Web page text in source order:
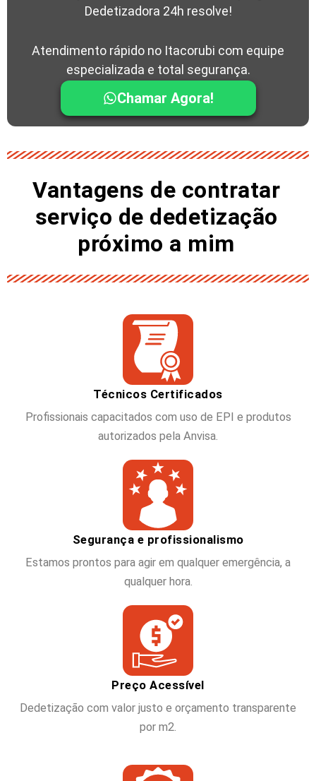
Dedetizadora 24h resolve!
Atendimento rápido no Itacorubi com equipe
especializada e total segurança.
Chamar Agora!
Vantagens de contratar
serviço de dedetização
próximo a mim
Técnicos Certificados
Profissionais capacitados com uso de EPI e produtos
autorizados pela Anvisa.
Segurança e profissionalismo
Estamos prontos para agir em qualquer emergência, a
qualquer hora.
Preço Acessível
Dedetização com valor justo e orçamento transparente
por m2.